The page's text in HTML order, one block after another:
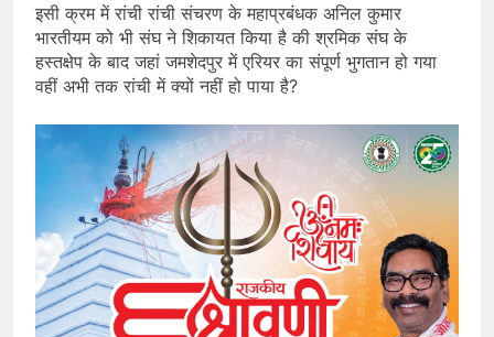
इसी क्रम में रांची रांची संचरण के महाप्रबंधक अनिल कुमार
भारतीयम को भी संघ ने शिकायत किया है की श्रमिक संघ के
हस्तक्षेप के बाद जहां जमशेदपुर में एरियर का संपूर्ण भुगतान हो गया
वहीं अभी तक रांची में क्यों नहीं हो पाया है?